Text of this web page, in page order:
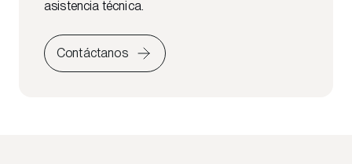
asistencia técnica.
Contáctanos